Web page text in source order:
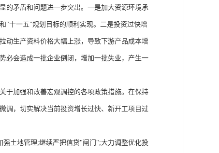
的矛盾和问题进一步突出。一是加大资源环境承
"十一五"规划目标的顺利实现。二是投资过快增
动生产资料价格大幅上涨，导致下游产品成本增
必会造成一批企业倒闭，增加一批失业，产生一
于加强和改善宏观调控的各项政策措施。在保持
调，切实解决当前投资增长过快、新开工项目过
土地管理;继续严把信贷"闸门";大力调整优化投